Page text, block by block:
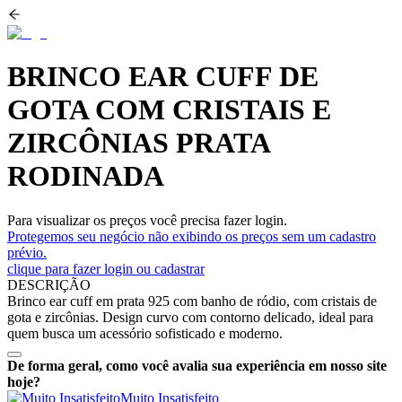
BRINCO EAR CUFF DE
GOTA COM CRISTAIS E
ZIRCÔNIAS PRATA
RODINADA
Para visualizar os preços você precisa fazer login.
Protegemos seu negócio não exibindo os preços sem um cadastro
prévio.
clique para fazer login ou cadastrar
DESCRIÇÃO
Brinco ear cuff em prata 925 com banho de ródio, com cristais de
gota e zircônias. Design curvo com contorno delicado, ideal para
quem busca um acessório sofisticado e moderno.
De forma geral, como você avalia sua experiência em nosso site
hoje?
Muito Insatisfeito